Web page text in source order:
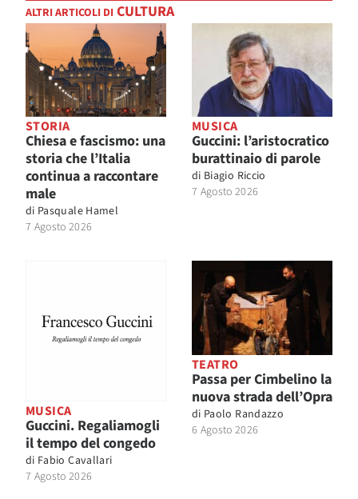
ALTRI ARTICOLI DI CULTURA
STORIA
Chiesa e fascismo: una
storia che l’Italia
continua a raccontare
male
di Pasquale Hamel
7 Agosto 2026
MUSICA
Guccini: l’aristocratico
burattinaio di parole
di Biagio Riccio
7 Agosto 2026
MUSICA
Guccini. Regaliamogli
il tempo del congedo
di Fabio Cavallari
7 Agosto 2026
TEATRO
Passa per Cimbelino la
nuova strada dell’Opra
di Paolo Randazzo
6 Agosto 2026